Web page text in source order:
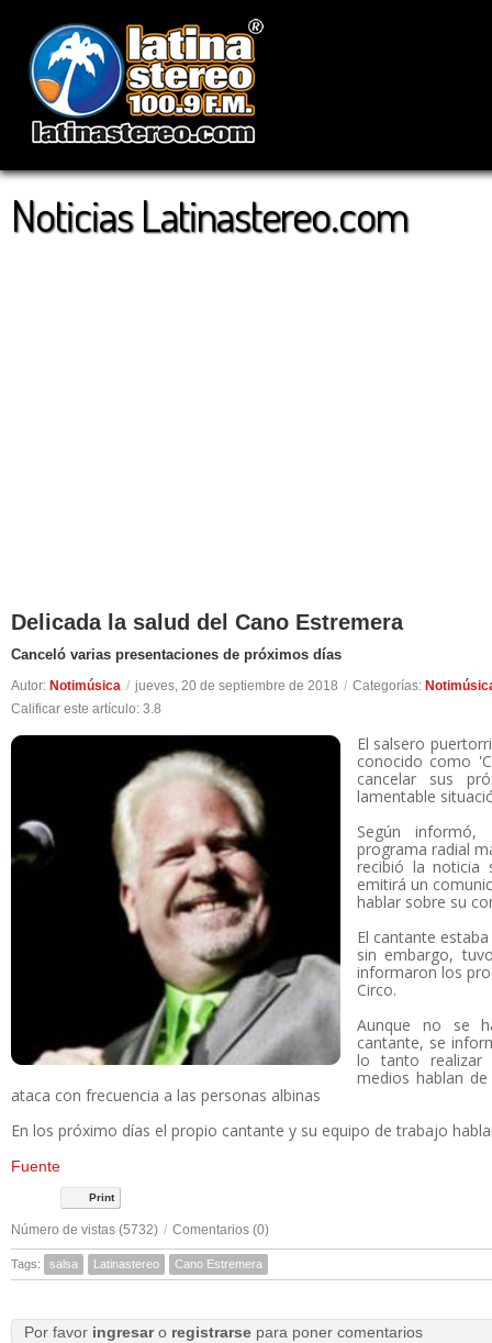
Noticias Latinastereo.com
Delicada la salud del Cano Estremera
Canceló varias presentaciones de próximos días
Autor: Notimúsica / jueves, 20 de septiembre de 2018 / Categorías:
Calificar este artículo: 3.8
El salsero
conocido como
cancelar sus
lamentable
Según
programa radial
recibió la noticia
emitirá un
hablar sobre su
El cantante
sin embargo,
informaron los
Circo.
Aunque no se
cantante, se
lo tanto realizar
medios hablan
ataca con frecuencia a las personas albinas
En los próximo días el propio cantante y su equipo de trabajo
Fuente
Print
Número de vistas (5732) / Comentarios (0)
Tags: salsa Latinastereo Cano Estremera
Por favor ingresaro registrarsepara poner comentarios